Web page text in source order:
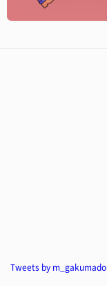
Tweets by m_gakumado